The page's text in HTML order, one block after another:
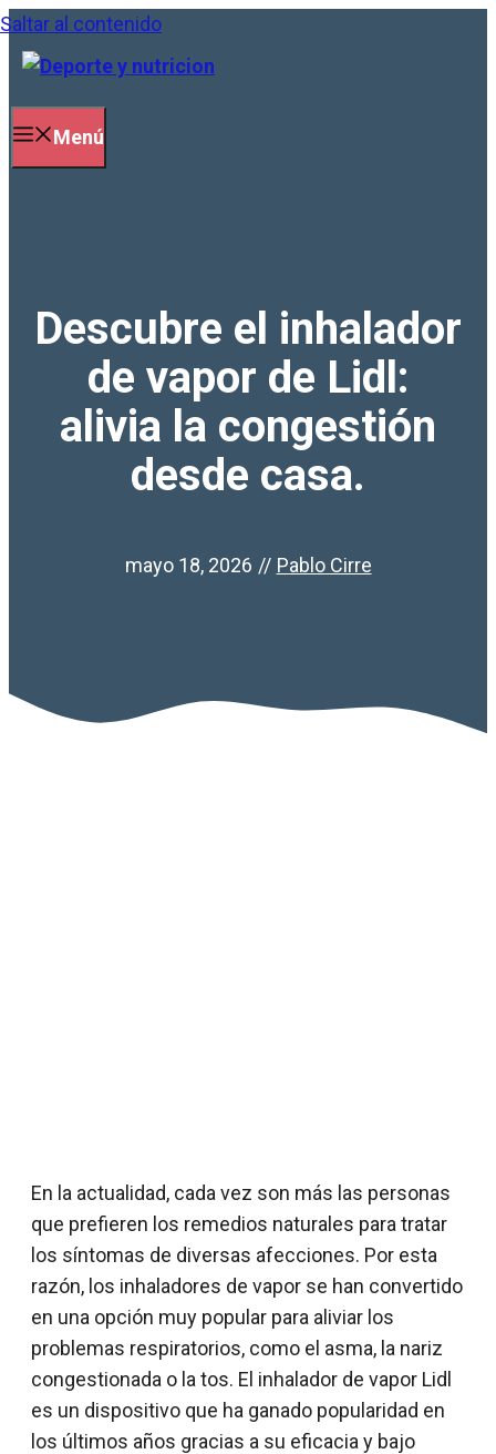
Saltar al contenido
Menú
Descubre el inhalador
de vapor de Lidl:
alivia la congestión
desde casa.
mayo 18, 2026 // Pablo Cirre
En la actualidad, cada vez son más las personas
que prefieren los remedios naturales para tratar
los síntomas de diversas afecciones. Por esta
razón, los inhaladores de vapor se han convertido
en una opción muy popular para aliviar los
problemas respiratorios, como el asma, la nariz
congestionada o la tos. El inhalador de vapor Lidl
es un dispositivo que ha ganado popularidad en
los últimos años gracias a su eficacia y bajo